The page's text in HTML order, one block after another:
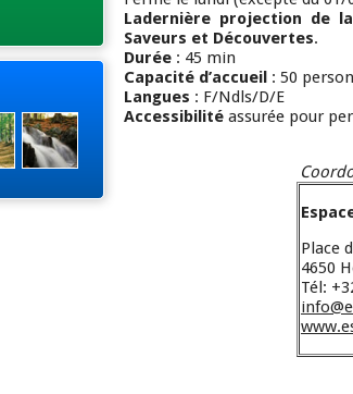
Ladernière projection de
Saveurs et Découvertes.
Durée : 45 min
Capacité d’accueil : 50
Langues : F/Ndls/D/E
Accessibilité assurée pour
Place
4650
Tél: